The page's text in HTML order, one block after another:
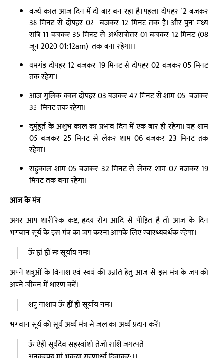
वर्ज्य काल आज दिन में दो बार बन रहा है। पहला दोपहर 12 बजकर
38 मिनट से दोपहर 02 बजकर 12 मिनट तक है। और पुनः मध्य
रात्रि 11 बजकर 35 मिनट से अर्धरात्रोत्तर 01 बजकर 12 मिनट (08
जून 2020 01:12am) तक बना रहेगा।।
यमगंड दोपहर 12 बजकर 19 मिनट से दोपहर 02 बजकर 05 मिनट
तक रहेगा।
आज गुलिक काल दोपहर 03 बजकर 47 मिनट से शाम 05 बजकर
33 मिनट तक रहेगा।
दुर्मुहूर्त के अशुभ काल का प्रभाव दिन में एक बार ही रहेगा। यह शाम
05 बजकर 25 मिनट से लेकर शाम 06 बजकर 23 मिनट तक
रहेगा।
राहुकाल शाम 05 बजकर 32 मिनट से लेकर शाम 07 बजकर 19
मिनट तक बना रहेगा।
आज के मंत्र
अगर आप शारीरिक कष्ट, ह्रदय रोग आदि से पीड़ित है तो आज के दिन
भगवान सूर्य के इस मंत्र का जप करना आपके लिए स्वास्थ्यवर्धक रहेगा।
ऊँ हृां हृीं सः सूर्याय नमः।
अपने शत्रुओं के विनाश एवं स्वयं की उन्नति हेतु आज से इस मंत्र के जप को
अपने जीवन में धारण करें।
शत्रु नाशाय ऊँ हृीं हृीं सूर्याय नमः।
भगवान सूर्य को सूर्य अर्घ्य मंत्र से जल का अर्घ्य प्रदान करें।
ऊँ ऐही सूर्यदेव सहस्त्रांशो तेजो राशि जगत्पते।